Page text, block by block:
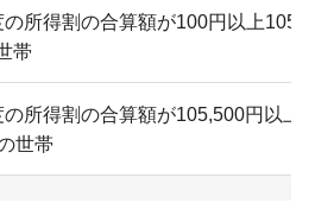
所得割の合算額が100円以上
帯
所得割の合算額が105,500円以上
世帯